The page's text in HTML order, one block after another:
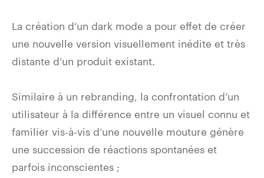
La création d’un dark mode a pour effet de créer
une nouvelle version visuellement inédite et très
distante d’un produit existant.
Similaire à un rebranding, la confrontation d’un
utilisateur à la différence entre un visuel connu et
familier vis-à-vis d’une nouvelle mouture génère
une succession de réactions spontanées et
parfois inconscientes ;